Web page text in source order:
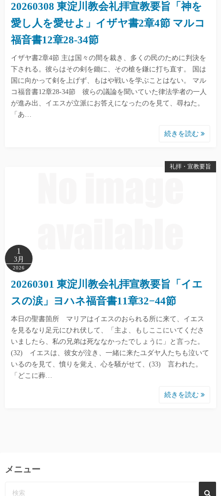
20260308 東淀川教会礼拝宣教要旨「神を
愛し人を愛せよ」イザヤ書2章4節 マルコ
福音書12章28-34節
イザヤ書2章4節 主は国々の間を裁き、多くの民のために判決を
下される。彼らはその剣を鋤に、その槍を鎌に打ち直す。 国は
国に向かって剣を上げず、もはや戦いを学ぶことはない。 マル
コ福音書12章28-34節 彼らの議論を聞いていた律法学者の一人
が進み出、イエスが立派にお答えになったのを見て、尋ねた。
「あ…
続きを読む
礼拝・宣教要旨
1
3月
2026
20260301 東淀川教会礼拝宣教要旨「イエ
スの涙」ヨハネ福音書11章32−44節
本日の聖書箇所 マリアはイエスのおられる所に来て、イエス
を見るなり足元にひれ伏して、「主よ、もしここにいてくださ
いましたら、私の兄弟は死ななかったでしょうに」と言った。
(32) イエスは、彼女が泣き、一緒に来たユダヤ人たちも泣いて
いるのを見て、憤りを覚え、心を騒がせて、(33) 言われた。
「どこに葬…
続きを読む
メニュー